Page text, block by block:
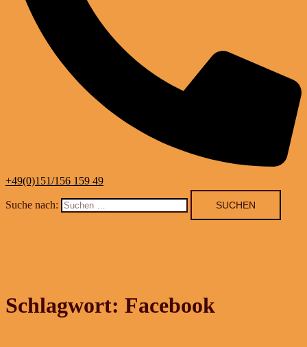
+49(0)151/156 159 49
Suche nach:
Schlagwort: Facebook